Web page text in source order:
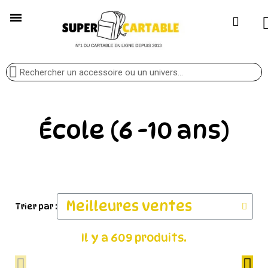
École (6 -10 ans)
Trier par :
Il y a 609 produits.